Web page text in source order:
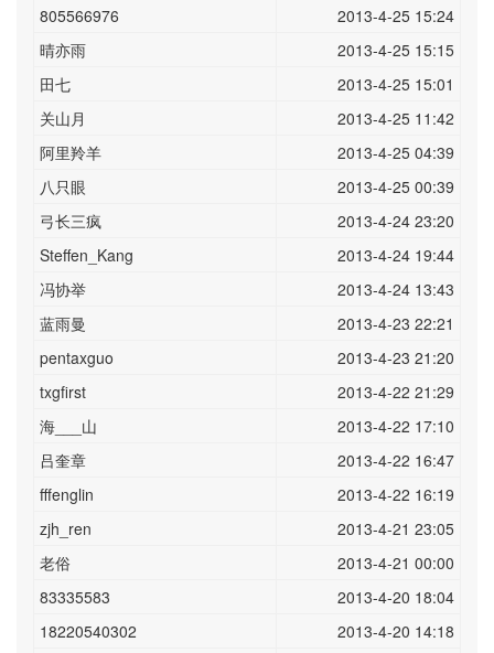
805566976
2013-4-25 15:24
晴亦雨
2013-4-25 15:15
田七
2013-4-25 15:01
关山月
2013-4-25 11:42
阿里羚羊
2013-4-25 04:39
八只眼
2013-4-25 00:39
弓长三疯
2013-4-24 23:20
Steffen_Kang
2013-4-24 19:44
冯协举
2013-4-24 13:43
蓝雨曼
2013-4-23 22:21
pentaxguo
2013-4-23 21:20
txgfirst
2013-4-22 21:29
海___山
2013-4-22 17:10
吕奎章
2013-4-22 16:47
fffenglin
2013-4-22 16:19
zjh_ren
2013-4-21 23:05
老俗
2013-4-21 00:00
83335583
2013-4-20 18:04
18220540302
2013-4-20 14:18